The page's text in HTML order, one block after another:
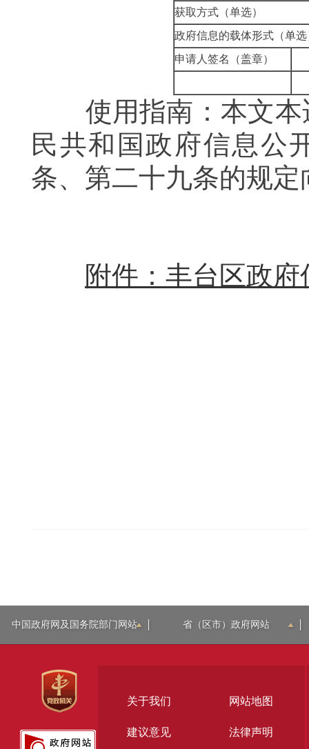
获取方式（单选）
政府信息的载体形式（单选
申请人签名（盖章）
使用指南：本文本
民共和国政府信息公
条、第二十九条的规
附件：丰台区政
中国政府网及国务院部门网站 省（区市）政府网站
关于我们 网站地图
建议意见 法律声明